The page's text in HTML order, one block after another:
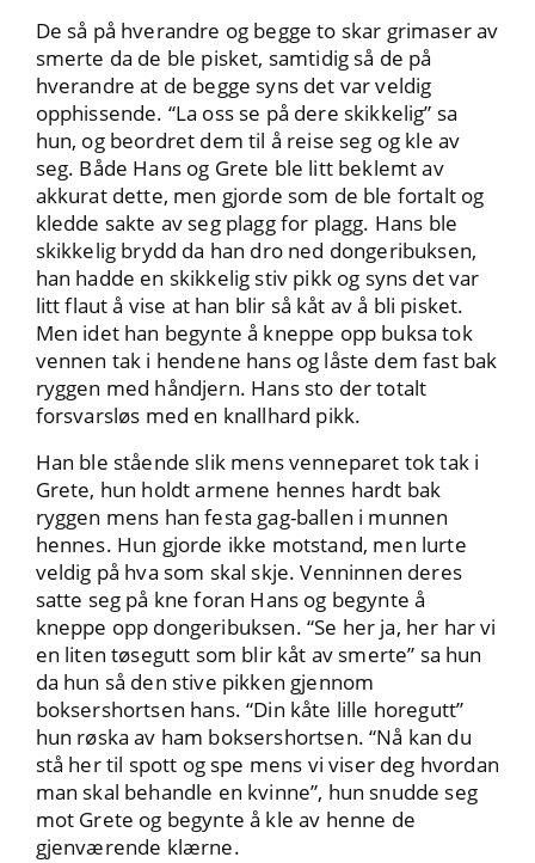
De så på hverandre og begge to skar grimaser av
smerte da de ble pisket, samtidig så de på
hverandre at de begge syns det var veldig
opphissende. “La oss se på dere skikkelig” sa
hun, og beordret dem til å reise seg og kle av
seg. Både Hans og Grete ble litt beklemt av
akkurat dette, men gjorde som de ble fortalt og
kledde sakte av seg plagg for plagg. Hans ble
skikkelig brydd da han dro ned dongeribuksen,
han hadde en skikkelig stiv pikk og syns det var
litt flaut å vise at han blir så kåt av å bli pisket.
Men idet han begynte å kneppe opp buksa tok
vennen tak i hendene hans og låste dem fast bak
ryggen med håndjern. Hans sto der totalt
forsvarsløs med en knallhard pikk.
Han ble stående slik mens venneparet tok tak i
Grete, hun holdt armene hennes hardt bak
ryggen mens han festa gag-ballen i munnen
hennes. Hun gjorde ikke motstand, men lurte
veldig på hva som skal skje. Venninnen deres
satte seg på kne foran Hans og begynte å
kneppe opp dongeribuksen. “Se her ja, her har vi
en liten tøsegutt som blir kåt av smerte” sa hun
da hun så den stive pikken gjennom
boksershortsen hans. “Din kåte lille horegutt”
hun røska av ham boksershortsen. “Nå kan du
stå her til spott og spe mens vi viser deg hvordan
man skal behandle en kvinne”, hun snudde seg
mot Grete og begynte å kle av henne de
gjenværende klærne.